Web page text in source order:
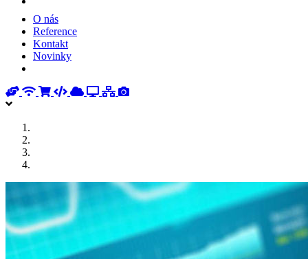
O nás
Reference
Kontakt
Novinky